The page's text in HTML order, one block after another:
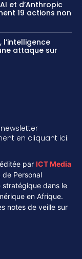
et d’Anthropic
19 actions non
l’intelligence
attaque sur
en cliquant ici.
par ICT Media
Personal
dans le
en Afrique.
notes de veille sur